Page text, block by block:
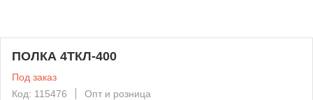
ПОЛКА 4ТКЛ-400
Под заказ
Код: 115476
Опт и розница